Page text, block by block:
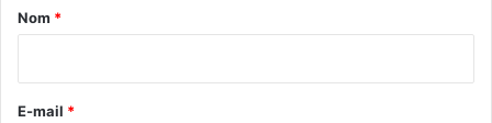
a
e
Nom *
E-mail *